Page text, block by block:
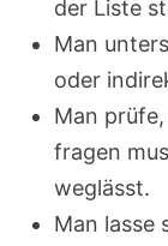
der Liste
Man
oder
Man
fragen
weglässt.
Man lasse